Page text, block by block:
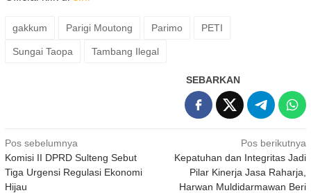
gakkum Parigi Moutong Parimo PETI
Sungai Taopa Tambang Ilegal
SEBARKAN
Navigasi
pos
Pos sebelumnya
Komisi II DPRD Sulteng Sebut
Tiga Urgensi Regulasi Ekonomi
Hijau
Pos berikutnya
Kepatuhan dan Integritas Jadi
Pilar Kinerja Jasa Raharja,
Harwan Muldidarmawan Beri